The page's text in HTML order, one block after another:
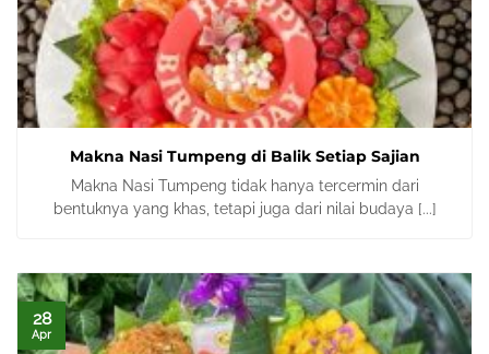
Makna Nasi Tumpeng di Balik Setiap Sajian
Makna Nasi Tumpeng tidak hanya tercermin dari
bentuknya yang khas, tetapi juga dari nilai budaya [...]
28
Apr